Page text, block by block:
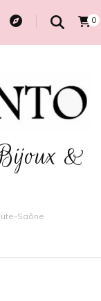
0
&
Saône